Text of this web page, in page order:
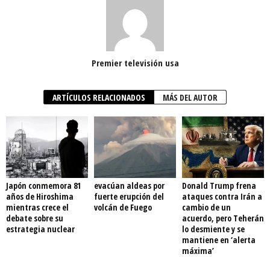
Premier televisión usa
ARTÍCULOS RELACIONADOS MÁS DEL AUTOR
Japón conmemora 81
años de Hiroshima
mientras crece el
debate sobre su
estrategia nuclear
evacúan aldeas por
fuerte erupción del
volcán de Fuego
Donald Trump frena
ataques contra Irán a
cambio de un
acuerdo, pero Teherán
lo desmiente y se
mantiene en ‘alerta
máxima’